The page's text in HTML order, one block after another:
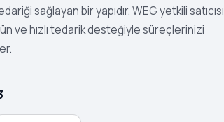
sağlayan bir yapıdır. WEG yetkili satıcısı
ve hızlı tedarik desteğiyle süreçlerinizi